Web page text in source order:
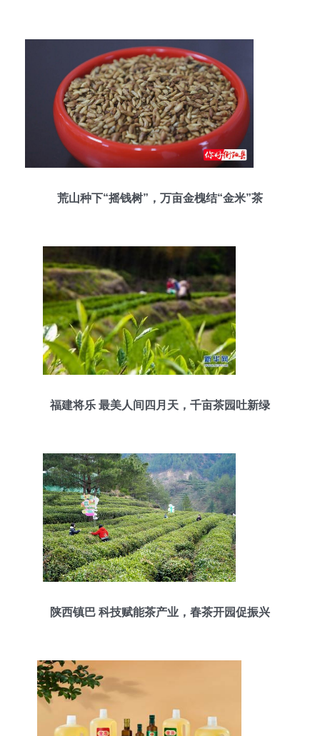
荒山种下“摇钱树”，万亩金槐结“金米”茶
福建将乐 最美人间四月天，千亩茶园吐新绿
陕西镇巴 科技赋能茶产业，春茶开园促振兴